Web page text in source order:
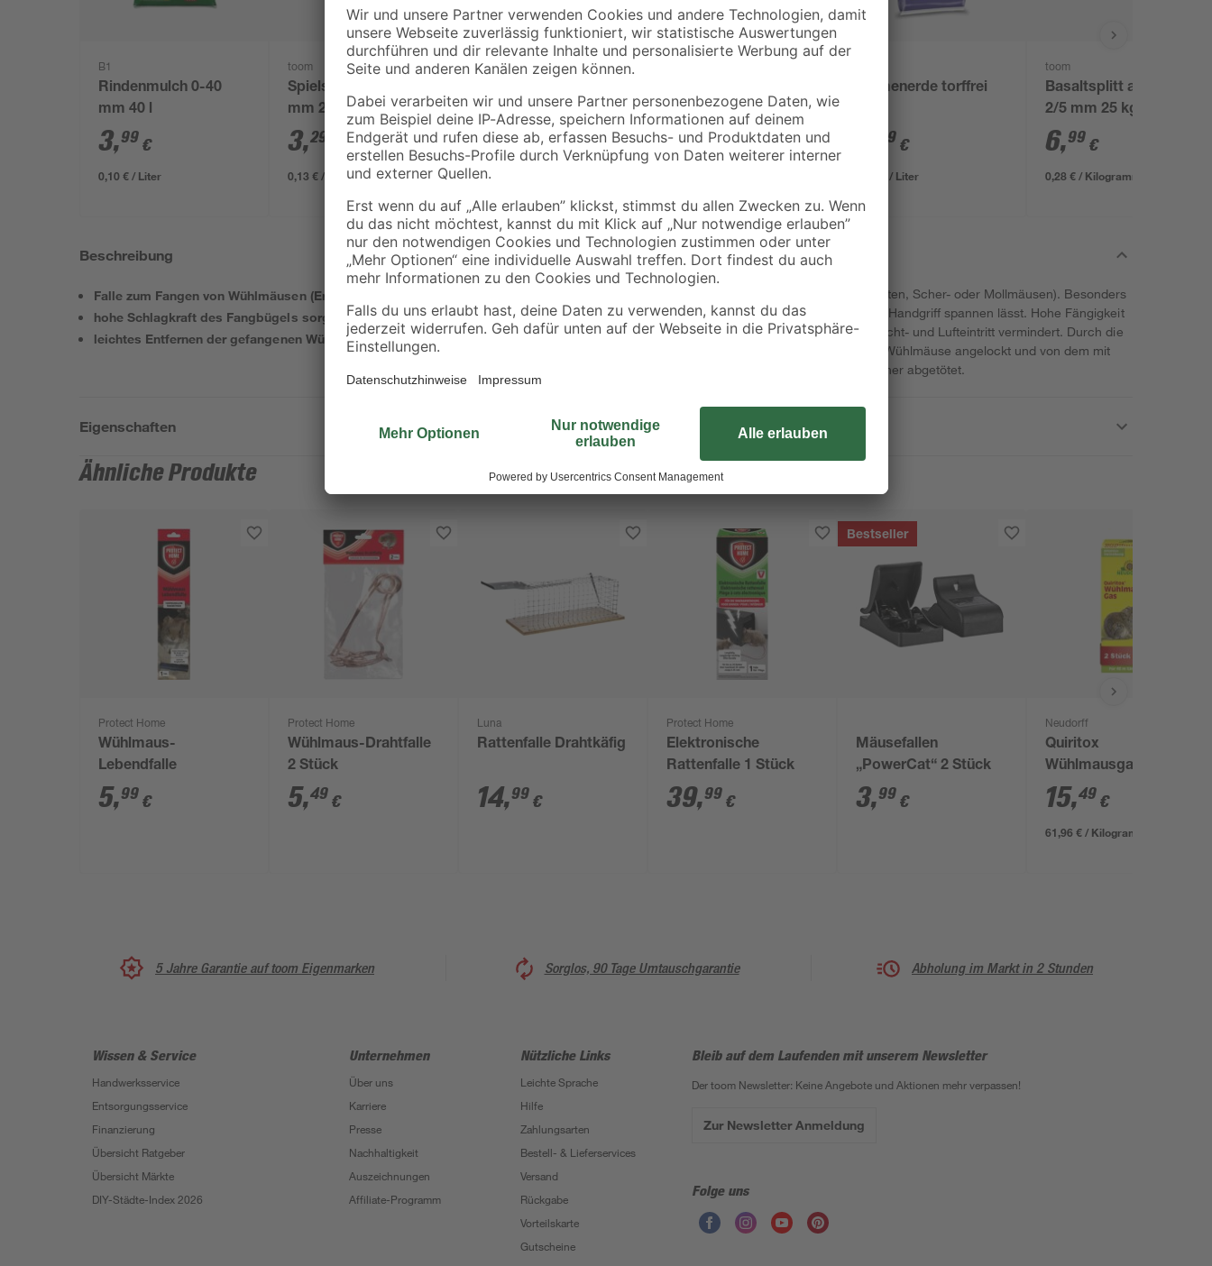
B1
Rindenmulch 0-40
mm 40 l
3,99 €
0,10 € / Liter
toom
Spielsand beige 0-2
mm 25 kg
3,29
0,13 € / Kilogramm
toom
12,99€
0,22 € / Liter
10,99 €
Blumenerde torffrei
99 €
0,20 € / Liter
toom
Basaltsplitt anthrazit
2/5 mm 25 kg
6,99 €
0,28 € / Kilogramm
Beschreibung
Falle zum Fangen von Wühlmäusen (Erdratten oder Schermäuse)
hohe Schlagkraft des Fangbügels sorgt für sicheres Töten der Wühlmaus
leichtes Entfernen der gefangenen Wühlmaus ohne Berührung
Zum effektiven Fangen von Wühlmäusen (Erdratten, Scher- oder Mollmäusen). Besonders
anwenderfreundlich, da die Falle sich mit einem Handgriff spannen lässt. Hohe Fängigkeit
durch geschlossene Bauweise, die störenden Licht- und Lufteintritt vermindert. Durch die
vorgesehene Beköderung der Falle werden die Wühlmäuse angelockt und von dem mit
hoher Schlagkraft ausgestatteten Fangbügel sicher abgetötet.
Eigenschaften
Ähnliche Produkte
Protect Home
Wühlmaus-
Lebendfalle
5,99 €
Protect Home
Wühlmaus-Drahtfalle
2 Stück
5,49 €
Luna
Rattenfalle Drahtkäfig
14,99 €
Protect Home
Elektronische
Rattenfalle 1 Stück
39,99 €
Bestseller
Mäusefallen
„PowerCat“ 2 Stück
3,99 €
Neudorff
Quiritox
Wühlmausgas
15,49 €
61,96 € / Kilogramm
5 Jahre Garantie auf toom Eigenmarken Sorglos, 90 Tage Umtauschgarantie Abholung im Markt in 2 Stunden
Wissen & Service
Handwerksservice
Entsorgungsservice
Finanzierung
Übersicht Ratgeber
Übersicht Märkte
DIY-Städte-Index 2026
Unternehmen
Über uns
Karriere
Presse
Nachhaltigkeit
Auszeichnungen
Affiliate-Programm
Nützliche Links
Leichte Sprache
Hilfe
Zahlungsarten
Bestell- & Lieferservices
Versand
Rückgabe
Vorteilskarte
Gutscheine
Bleib auf dem Laufenden mit unserem Newsletter
Der toom Newsletter: Keine Angebote und Aktionen mehr verpassen!
Zur Newsletter Anmeldung
Folge uns